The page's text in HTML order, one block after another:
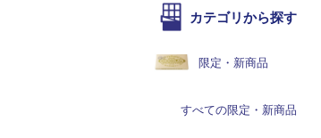
カテゴリから探す
限定・新商品
すべての限定・新商品